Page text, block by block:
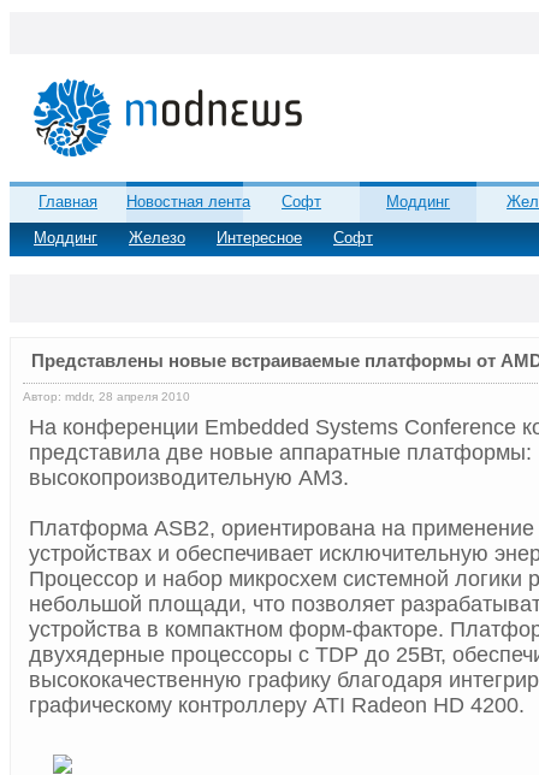
Главная
Новостная лента
Моддинг
Железо Интересное Софт
Софт Моддинг
Представлены новые встраиваемые платформы от
Автор: mddr, 28 апреля 2010
На конференции Embedded Systems Conference
представила две новые аппаратные платформы:
высокопроизводительную AM3.
Платформа ASB2, ориентирована на применение
устройствах и обеспечивает исключительную
Процессор и набор микросхем системной логики
небольшой площади, что позволяет
устройства в компактном форм-факторе.
двухядерные процессоры с TDP до 25Вт,
высококачественную графику благодаря
графическому контроллеру ATI Radeon HD 4200.